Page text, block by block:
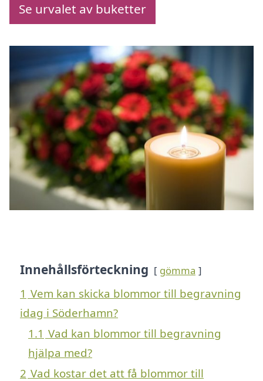
Se urvalet av buketter
Innehållsförteckning gömma
1 Vem kan skicka blommor till begravning
idag i Söderhamn?
1.1 Vad kan blommor till begravning
hjälpa med?
2 Vad kostar det att få blommor till